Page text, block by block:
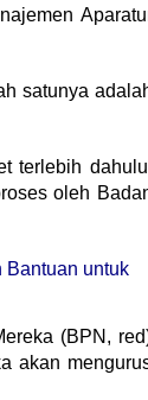
satunya
terlebih
oleh
Bantuan untuk
(BPN,
akan